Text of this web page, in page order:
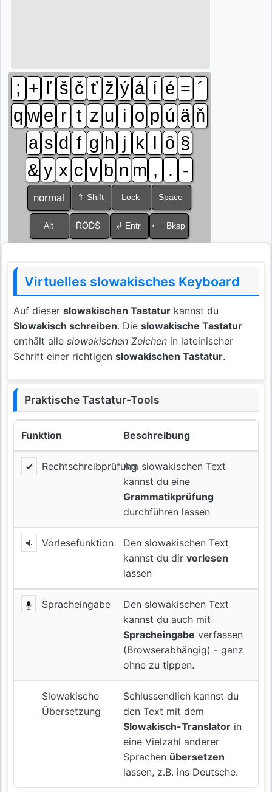
; + ľ š č ť ž ý á í é = ´
q w e r t z u i o p ú ä ň
a s d f g h j k l ô §
& y x c v b n m , . -
normal ⇑ Shift Lock Space
Alt ŔÔĎŠ ↲ Entr ⟵ Bksp
Virtuelles slowakisches Keyboard
Auf dieser slowakischen Tastatur kannst du
Slowakisch schreiben. Die slowakische Tastatur
enthält alle slowakischen Zeichen in lateinischer
Schrift einer richtigen slowakischen Tastatur.
Praktische Tastatur-Tools
Funktion Beschreibung
RechtschreibprüfungAm slowakischen Text
kannst du eine
Grammatikprüfung
durchführen lassen
Vorlesefunktion
Den slowakischen Text
kannst du dirvorlesen
lassen
Spracheingabe
Den slowakischen Text
kannst du auch mit
Spracheingabe verfassen
(Browserabhängig) - ganz
ohne zu tippen.
Slowakische
Übersetzung
Schlussendlich kannst du
den Text mit dem
Slowakisch-Translator in
eine Vielzahl anderer
Sprachen übersetzen
lassen, z.B. ins Deutsche.